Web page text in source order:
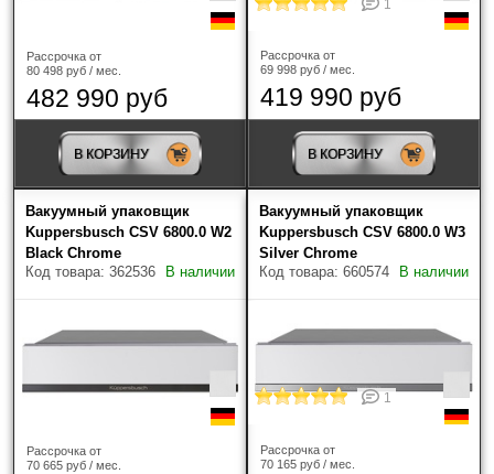
Рассрочка от
80 498 руб / мес.
482 990 руб
В КОРЗИНУ
1
Рассрочка от
69 998 руб / мес.
419 990 руб
В КОРЗИНУ
Вакуумный упаковщик
Kuppersbusch CSV 6800.0 W2
Black Chrome
Код товара: 362536
В наличии
Рассрочка от
70 665 руб / мес.
Вакуумный упаковщик
Kuppersbusch CSV 6800.0 W3
Silver Chrome
Код товара: 660574
В наличии
1
Рассрочка от
70 165 руб / мес.